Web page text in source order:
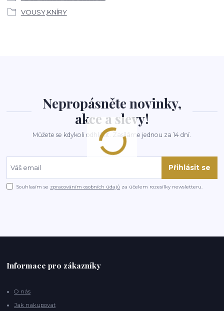
VOUSY,KNÍRY
Nepropásněte novinky,
akce a slevy!
Můžete se kdykoli odhlásit. Zasíláme jednou za 14 dní.
Přihlásit se
Souhlasím se zpracováním osobních údajů za účelem rozesílky newsletteru.
Informace pro zákazníky
O nás
Jak nakupovat